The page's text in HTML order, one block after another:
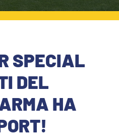
SPECIAL
DEL
HA